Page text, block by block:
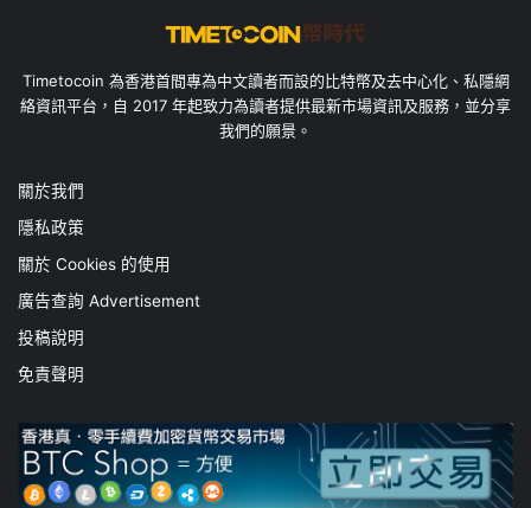
Timetocoin 為香港首間專為中文讀者而設的比特幣及去中心化、私隱網
絡資訊平台，自 2017 年起致力為讀者提供最新市場資訊及服務，並分享
我們的願景。
關於我們
隱私政策
關於 Cookies 的使用
廣告查詢 Advertisement
投稿說明
免責聲明